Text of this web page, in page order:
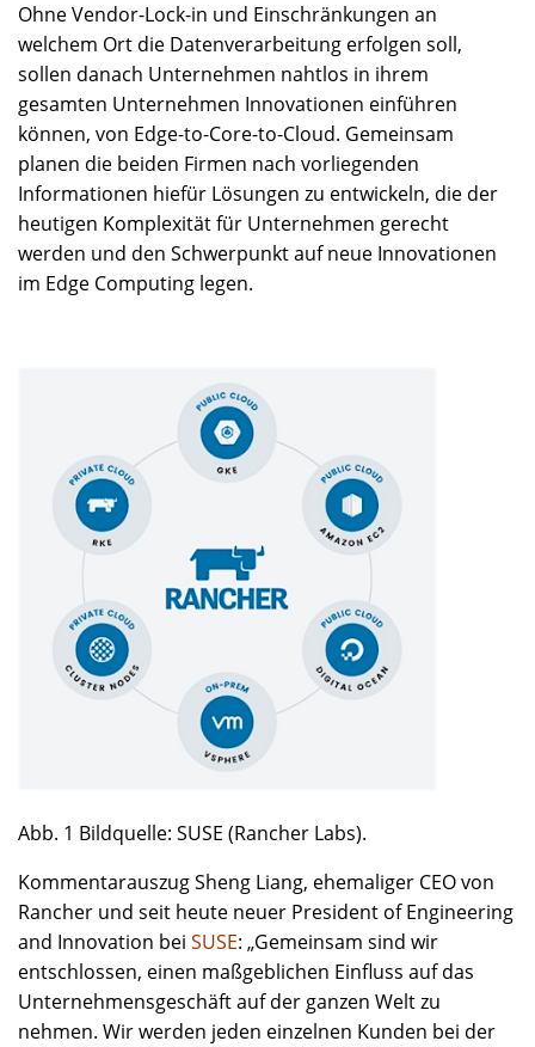
Ohne Vendor-Lock-in und Einschränkungen an
welchem Ort die Datenverarbeitung erfolgen soll,
sollen danach Unternehmen nahtlos in ihrem
gesamten Unternehmen Innovationen einführen
können, von Edge-to-Core-to-Cloud. Gemeinsam
planen die beiden Firmen nach vorliegenden
Informationen hiefür Lösungen zu entwickeln, die der
heutigen Komplexität für Unternehmen gerecht
werden und den Schwerpunkt auf neue Innovationen
im Edge Computing legen.
Abb. 1 Bildquelle: SUSE (Rancher Labs).
Kommentarauszug Sheng Liang, ehemaliger CEO von
Rancher und seit heute neuer President of Engineering
and Innovation bei SUSE: „Gemeinsam sind wir
entschlossen, einen maßgeblichen Einfluss auf das
Unternehmensgeschäft auf der ganzen Welt zu
nehmen. Wir werden jeden einzelnen Kunden bei der